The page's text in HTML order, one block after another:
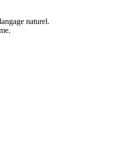
naturel.